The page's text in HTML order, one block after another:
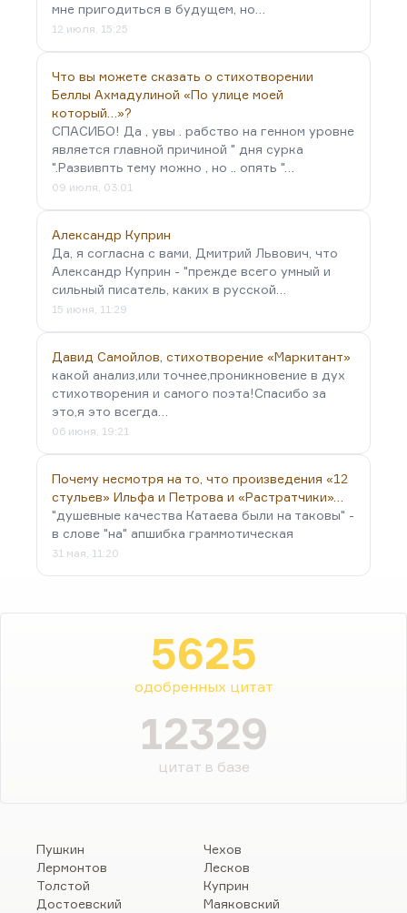
мне пригодиться в будущем, но…
12 июля, 15:25
Что вы можете сказать о стихотворении
Беллы Ахмадулиной «По улице моей
который…»?
СПАСИБО! Да , увы . рабство на генном уровне
является главной причиной " дня сурка
".Развивпть тему можно , но .. опять "…
09 июля, 03:01
Александр Куприн
Да, я согласна с вами, Дмитрий Львович, что
Александр Куприн - "прежде всего умный и
сильный писатель, каких в русской…
15 июня, 11:29
Давид Самойлов, стихотворение «Маркитант»
какой анализ,или точнее,проникновение в дух
стихотворения и самого поэта!Спасибо за
это,я это всегда…
06 июня, 19:21
Почему несмотря на то, что произведения «12
стульев» Ильфа и Петрова и «Растратчики»…
"душевные качества Катаева были на таковы" -
в слове "на" апшибка граммотическая
31 мая, 11:20
5625
одобренных цитат
12329
цитат в базе
Пушкин
Лермонтов
Толстой
Достоевский
Чехов
Лесков
Куприн
Маяковский